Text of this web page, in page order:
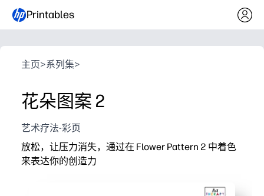
Printables
主页>系列集>
花朵图案 2
艺术疗法-彩页
放松，让压力消失，通过在 Flower Pattern 2 中着色
来表达你的创造力
无需准备-只需打印和上色，即可在家中、课堂上或旅